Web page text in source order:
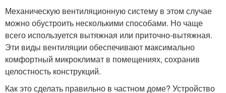
Механическую вентиляционную систему в этом случае
можно обустроить несколькими способами. Но чаще
всего используется вытяжная или приточно-вытяжная.
Эти виды вентиляции обеспечивают максимально
комфортный микроклимат в помещениях, сохранив
целостность конструкций.
Как это сделать правильно в частном доме? Устройство